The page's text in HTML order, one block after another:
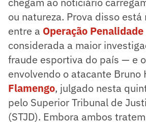
ou natureza. Prova disso
entre a Operação
considerada a maior
fraude esportiva do país — e
envolvendo o atacante Bruno
Flamengo, julgado nesta
pelo Superior Tribunal de
(STJD). Embora ambos